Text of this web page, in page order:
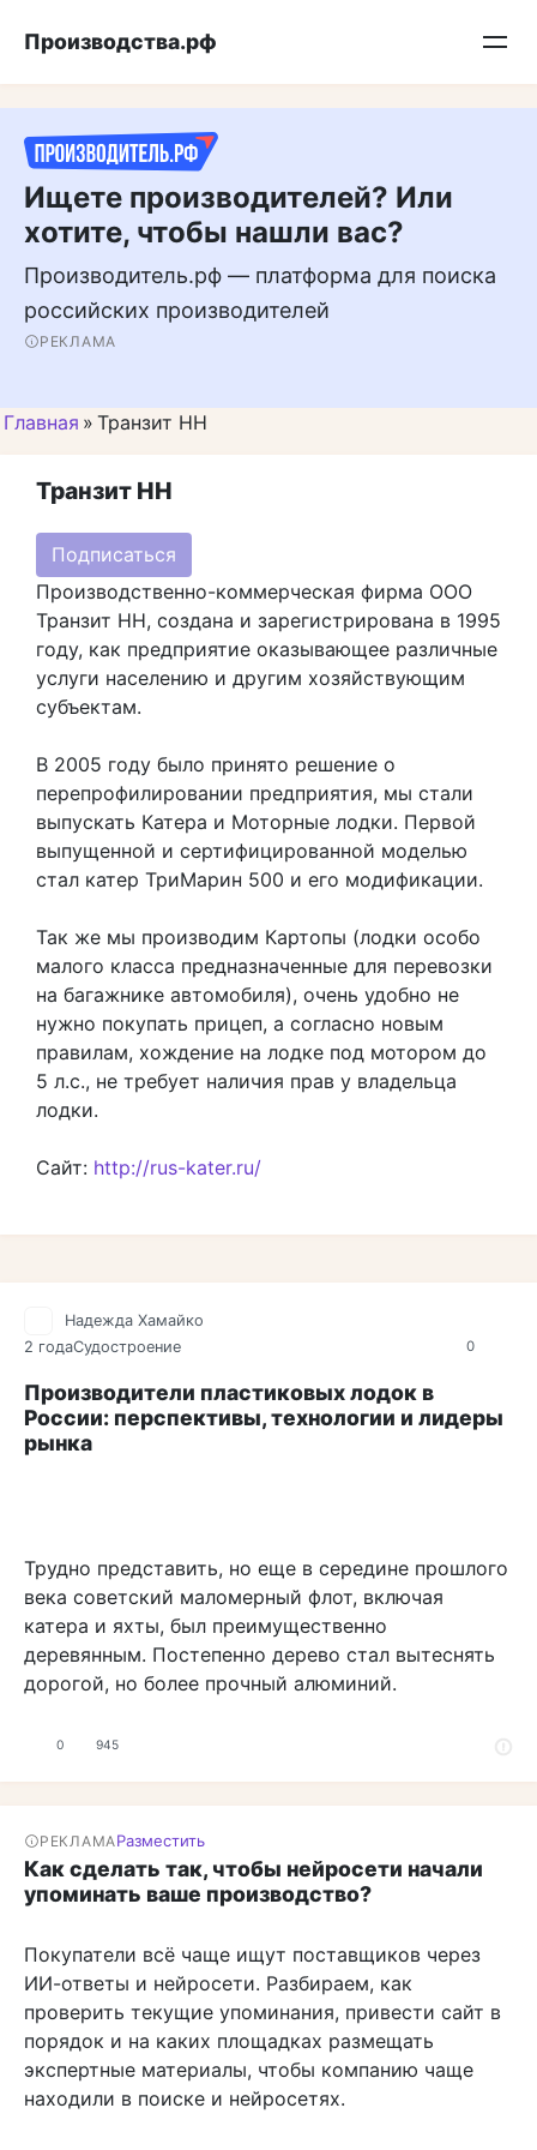
Подписывайтесь на нас в MAX
Производства.рф
Ищете производителей? Или
хотите, чтобы нашли вас?
Производитель.рф — платформа для поиска
российских производителей
РЕКЛАМА
Главная » Транзит НН
Транзит НН
Подписаться
Производственно-коммерческая фирма ООО
Транзит НН, создана и зарегистрирована в 1995
году, как предприятие оказывающее различные
услуги населению и другим хозяйствующим
субъектам.
В 2005 году было принято решение о
перепрофилировании предприятия, мы стали
выпускать Катера и Моторные лодки. Первой
выпущенной и сертифицированной моделью
стал катер ТриМарин 500 и его модификации.
Так же мы производим Картопы (лодки особо
малого класса предназначенные для перевозки
на багажнике автомобиля), очень удобно не
нужно покупать прицеп, а согласно новым
правилам, хождение на лодке под мотором до
5 л.с., не требует наличия прав у владельца
лодки.
Сайт: http://rus-kater.ru/
0
Надежда Хамайко
2 годаСудостроение
Производители пластиковых лодок в
России: перспективы, технологии и лидеры
рынка
Трудно представить, но еще в середине прошлого
века советский маломерный флот, включая
катера и яхты, был преимущественно
деревянным. Постепенно дерево стал вытеснять
дорогой, но более прочный алюминий.
0 945
РЕКЛАМАРазместить
Как сделать так, чтобы нейросети начали
упоминать ваше производство?
Покупатели всё чаще ищут поставщиков через
ИИ-ответы и нейросети. Разбираем, как
проверить текущие упоминания, привести сайт в
порядок и на каких площадках размещать
экспертные материалы, чтобы компанию чаще
находили в поиске и нейросетях.